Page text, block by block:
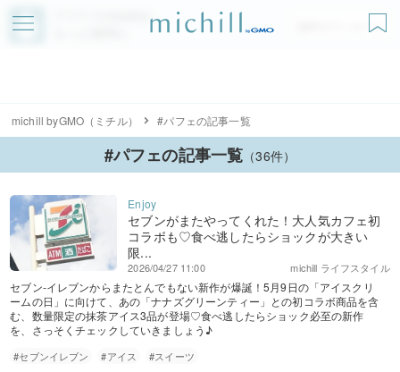
アプリでmichillが
無料ダウンロード
michill byGMO（ミチル） #パフェの記事一覧
#パフェの記事一覧 （36件）
セブンがまたやってくれた！大人気カフェ初
コラボも♡食べ逃したらショックが大きい
限...
michill ライフスタイル
2026/04/27 11:00
セブン‐イレブンからまたとんでもない新作が爆誕！5月9日の「アイスクリ
ームの日」に向けて、あの「ナナズグリーンティー」との初コラボ商品を含
む、数量限定の抹茶アイス3品が登場♡食べ逃したらショック必至の新作
を、さっそくチェックしていきましょう♪
#セブンイレブン #アイス #スイーツ